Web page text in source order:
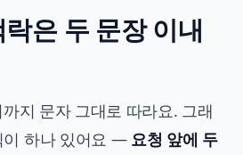
은 두 문장 이내
지 문자 그대로 따라요. 그래
이 하나 있어요 — 요청 앞에 두